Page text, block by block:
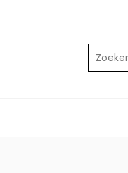
Zoeken